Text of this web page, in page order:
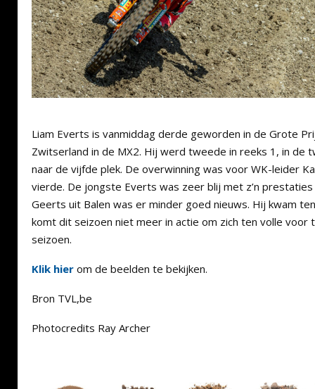
Liam Everts is vanmiddag derde geworden in de Grote
Zwitserland in de MX2. Hij werd tweede in reeks 1, in de
naar de vijfde plek. De overwinning was voor WK-leider
vierde. De jongste Everts was zeer blij met z’n prestaties
Geerts uit Balen was er minder goed nieuws. Hij kwam
komt dit seizoen niet meer in actie om zich ten volle voor
seizoen.
Klik hier om de beelden te bekijken.
Bron TVL,be
Photocredits Ray Archer